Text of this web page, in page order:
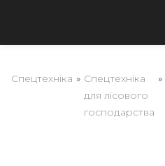
Спецтехніка » Спецтехніка
для лісового
господарства
»